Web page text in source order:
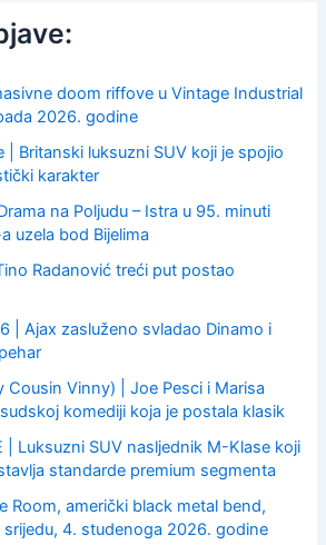
doom riffove u Vintage Industrial
2026. godine
| Britanski luksuzni SUV koji je spojio
karakter
na Poljudu – Istra u 95. minuti
uzela bod Bijelima
Radanović treći put postao
| Ajax zasluženo svladao Dinamo i
Cousin Vinny) | Joe Pesci i Marisa
komediji koja je postala klasik
| Luksuzni SUV nasljednik M-Klase koji
standarde premium segmenta
Room, američki black metal bend,
4. studenoga 2026. godine